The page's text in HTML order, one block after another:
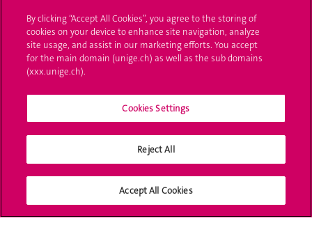
UNIGE Mobile
Médias
Offres d'emploi
Calendrier académique
Médias sociaux UNIGE
By clicking “Accept All Cookies”, you agree to the storing of
cookies on your device to enhance site navigation, analyze
site usage, and assist in our marketing efforts. You accept
for the main domain (unige.ch) as well as the sub domains
(xxx.unige.ch).
Cookies Settings
Reject All
Accept All Cookies